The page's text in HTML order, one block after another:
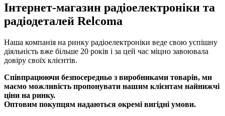
Інтернет-магазин радіоелектроніки та
радіодеталей Relcoma
Наша компанія на ринку радіоелектроніки веде свою успішну
діяльність вже більше 20 років і за цей час міцно завоювала
довіру своїх клієнтів.
Співпрацюючи безпосередньо з виробниками товарів, ми
маємо можливість пропонувати нашим клієнтам найнижчі
ціни на ринку.
Оптовим покупцям надаються окремі вигідні умови.